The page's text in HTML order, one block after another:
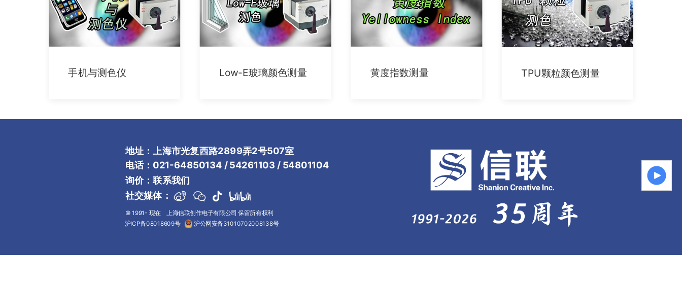
手机与测色仪 Low-E玻璃颜色测量 黄度指数测量 TPU颗粒颜色测量
地址：上海市光复西路2899弄2号507室
电话：021-64850134 / 54261103 / 54801104
© 1991- 现在 上海信联创作电子有限公司 保留所有权利
社交媒体：
询价：联系我们
沪ICP备08018609号 沪公网安备31010702008138号